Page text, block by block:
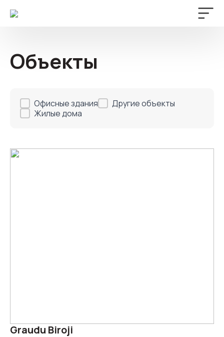
Объекты
Фильтр объектов
Офисные здания
Другие объекты
Жилые дома
Graudu Biroji